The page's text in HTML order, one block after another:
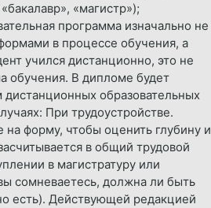
«магистр»);
программа изначально не
в процессе обучения, а
учился дистанционно, это не
обучения. В дипломе будет
образовательных
При трудоустройстве.
форму, чтобы оценить глубину и
в общий трудовой
в магистратуру или
сомневаетесь, должна ли быть
есть). Действующей редакцией